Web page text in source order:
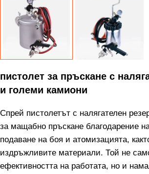
пистолет за пръскане с
и големи камиони
Спрей пистолетът с налягателен
за мащабно пръскане благодарение
подаване на боя и атомизацията,
издръжливите материали. Той не
ефективността на работата, но и